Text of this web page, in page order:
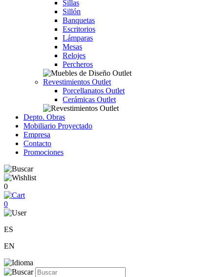
Sillas
Sillón
Banquetas
Escritorios
Lámparas
Mesas
Relojes
Percheros
Revestimientos Outlet
Porcellanatos Outlet
Cerámicas Outlet
Depto. Obras
Mobiliario Proyectado
Empresa
Contacto
Promociones
0
0
ES
EN